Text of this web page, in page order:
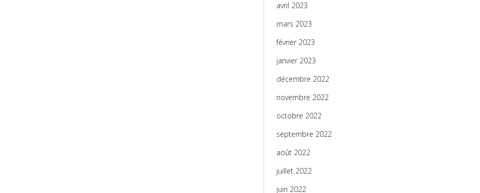
avril 2023
mars 2023
février 2023
janvier 2023
décembre 2022
novembre 2022
octobre 2022
septembre 2022
août 2022
juillet 2022
juin 2022